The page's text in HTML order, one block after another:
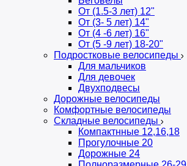
От (1.5-3 лет) 12"
От (3- 5 лет) 14"
От (4 -6 лет) 16"
От (5 -9 лет) 18-20"
Подростковые велосипеды
Для мальчиков
Для девочек
Двухподвесы
Дорожные велосипеды
Комфортные велосипеды
Складные велосипеды
Компактнные 12,16,18
Прогулочные 20
Дорожные 24